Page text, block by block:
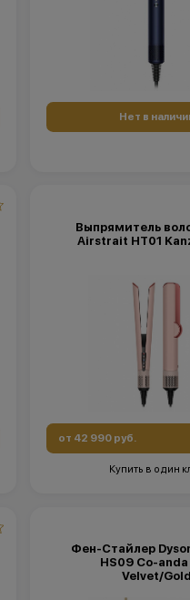
Нет в
Выпрямитель
Airstrait HT01
от 42 990 руб.
Купить в один
Фен-Стайлер
HS09 Co-anda
Velvet/Gold